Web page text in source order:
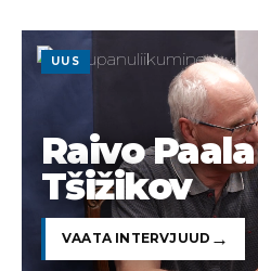
UUS
Raivo
Tšižikov
VAATA INTERVJUUD